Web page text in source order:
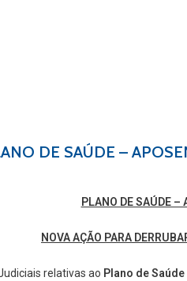
DE SAÚDE –
PLANO DE SAÚDE –
NOVA AÇÃO PARA
relativas ao Plano de